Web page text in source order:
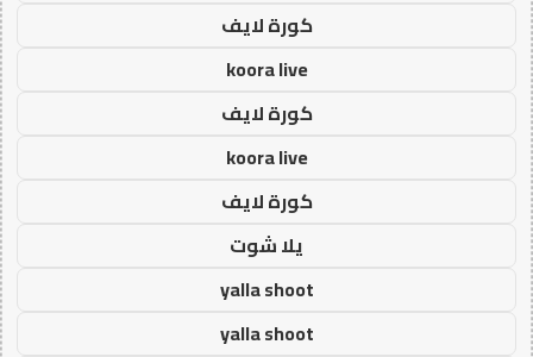
كورة لايف
koora live
كورة لايف
koora live
كورة لايف
يلا شوت
yalla shoot
yalla shoot